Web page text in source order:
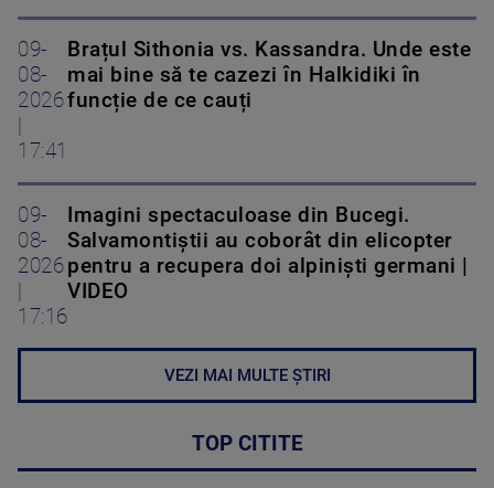
09-
08-
2026
17:41
Brațul Sithonia vs. Kassandra. Unde este
mai bine să te cazezi în Halkidiki în
funcție de ce cauți
09-
08-
2026
17:16
Imagini spectaculoase din Bucegi.
Salvamontiștii au coborât din elicopter
pentru a recupera doi alpiniști germani |
VIDEO
VEZI MAI MULTE ȘTIRI
TOP CITITE